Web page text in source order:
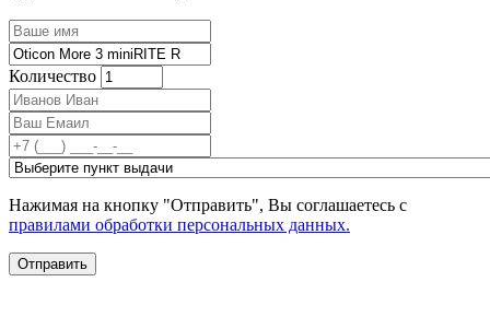
Количество
Нажимая на кнопку "Отправить", Вы соглашаетесь с
правилами обработки персональных данных.